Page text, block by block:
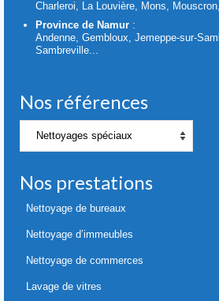
Charleroi, La Louvière, Mons, Mouscron,
Province de Namur :
Andenne, Gembloux, Jemeppe-sur-
Sambreville...
Nos références
Nos
références
Nos prestations
Nettoyage de bureaux
Nettoyage d’immeubles
Nettoyage de commerces
Lavage de vitres